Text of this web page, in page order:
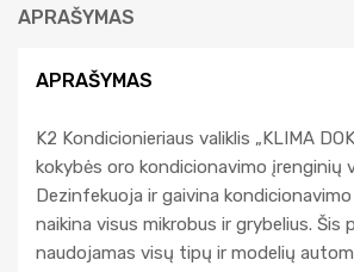
APRAŠYMAS
APRAŠYMAS
K2 Kondicionieriaus valiklis „KLIMA
kokybės oro kondicionavimo įrenginių
Dezinfekuoja ir gaivina
naikina visus mikrobus ir grybelius. Šis
naudojamas visų tipų ir modelių